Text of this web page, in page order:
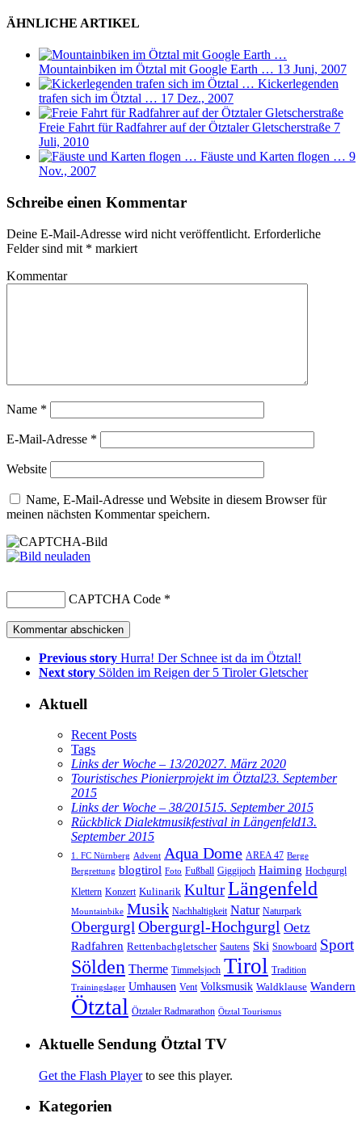
ÄHNLICHE ARTIKEL
Mountainbiken im Ötztal mit Google Earth … 13 Juni, 2007
Kickerlegenden
trafen sich im Ötztal … 17 Dez., 2007
Freie Fahrt für Radfahrer auf der Ötztaler Gletscherstraße 7
Juli, 2010
Fäuste und Karten flogen … 9
Nov., 2007
Schreibe einen Kommentar
Deine E-Mail-Adresse wird nicht veröffentlicht. Erforderliche
Felder sind mit * markiert
Kommentar
Name *
E-Mail-Adresse *
Website
Name, E-Mail-Adresse und Website in diesem Browser für
meinen nächsten Kommentar speichern.
CAPTCHA Code *
Previous story Hurra! Der Schnee ist da im Ötztal!
Next story Sölden im Reigen der 5 Tiroler Gletscher
Aktuell
Recent Posts
Tags
Links der Woche – 13/202027. März 2020
Touristisches Pionierprojekt im Ötztal23. September
2015
Links der Woche – 38/201515. September 2015
Rückblick Dialektmusikfestival in Längenfeld13.
September 2015
1. FC Nürnberg Advent Aqua Dome AREA 47 Berge
Bergrettung blogtirol Foto Fußball Giggijoch Haiming Hochgurgl
Klettern Konzert Kulinarik KulturLängenfeld
Mountainbike Musik Nachhaltigkeit Natur Naturpark
ObergurglObergurgl-Hochgurgl Oetz
Radfahren Rettenbachgletscher Sautens Ski Snowboard Sport
Sölden Therme Timmelsjoch Tirol Tradition
Trainingslager Umhausen Vent Volksmusik Waldklause Wandern
Ötztal Ötztaler Radmarathon Ötztal Tourismus
Aktuelle Sendung Ötztal TV
Get the Flash Playerto see this player.
Kategorien